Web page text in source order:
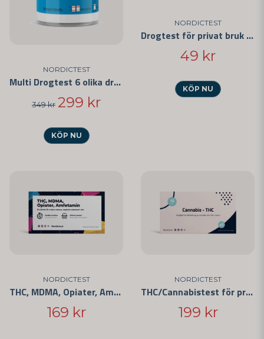
NORDICTEST
Multi Drogtest 6 olika droger
349 kr 299 kr
KÖP NU
NORDICTEST
Drogtest för privat bruk - Enkelt att använda och CE-märkt
49 kr
KÖP NU
NORDICTEST
THC, MDMA, Opiater, Amfetamin - 4 substanser
169 kr
NORDICTEST
THC/Cannabistest för privat bruk 5-pack
199 kr